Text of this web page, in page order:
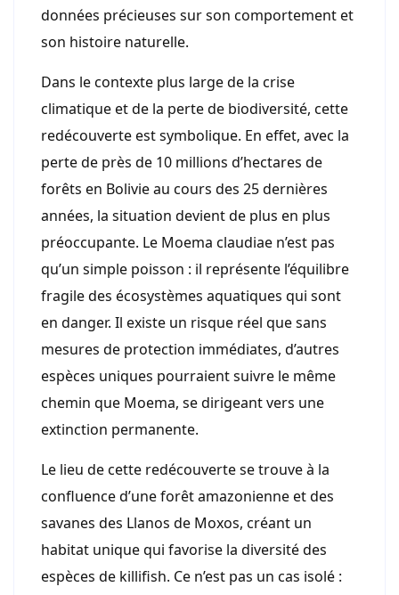
données précieuses sur son comportement et
son histoire naturelle.
Dans le contexte plus large de la crise
climatique et de la perte de biodiversité, cette
redécouverte est symbolique. En effet, avec la
perte de près de 10 millions d’hectares de
forêts en Bolivie au cours des 25 dernières
années, la situation devient de plus en plus
préoccupante. Le Moema claudiae n’est pas
qu’un simple poisson : il représente l’équilibre
fragile des écosystèmes aquatiques qui sont
en danger. Il existe un risque réel que sans
mesures de protection immédiates, d’autres
espèces uniques pourraient suivre le même
chemin que Moema, se dirigeant vers une
extinction permanente.
Le lieu de cette redécouverte se trouve à la
confluence d’une forêt amazonienne et des
savanes des Llanos de Moxos, créant un
habitat unique qui favorise la diversité des
espèces de killifish. Ce n’est pas un cas isolé :